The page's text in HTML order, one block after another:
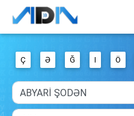
Ç Ə Ğ I Ö